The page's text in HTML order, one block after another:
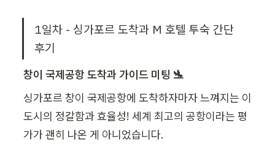
1일차 - 싱가포르 도착과 M 호텔 투숙 간단
후기
창이 국제공항 도착과 가이드 미팅 🛬
싱가포르 창이 국제공항에 도착하자마자 느껴지는 이
도시의 정갈함과 효율성! 세계 최고의 공항이라는 평
가가 괜히 나온 게 아니었습니다.